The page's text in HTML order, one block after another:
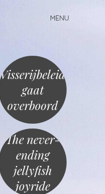
MENU
Visserijbeleid
gaat
overboord
The never-
ending
jellyfish
joyride